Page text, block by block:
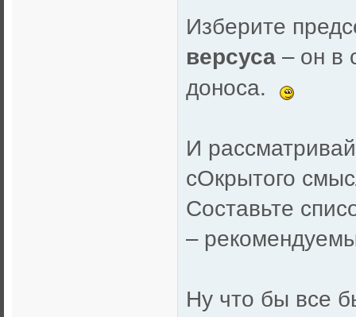
Изберите
версуса – он в
доноса.
И
сОкрытого
Составьте
–
Ну что бы все